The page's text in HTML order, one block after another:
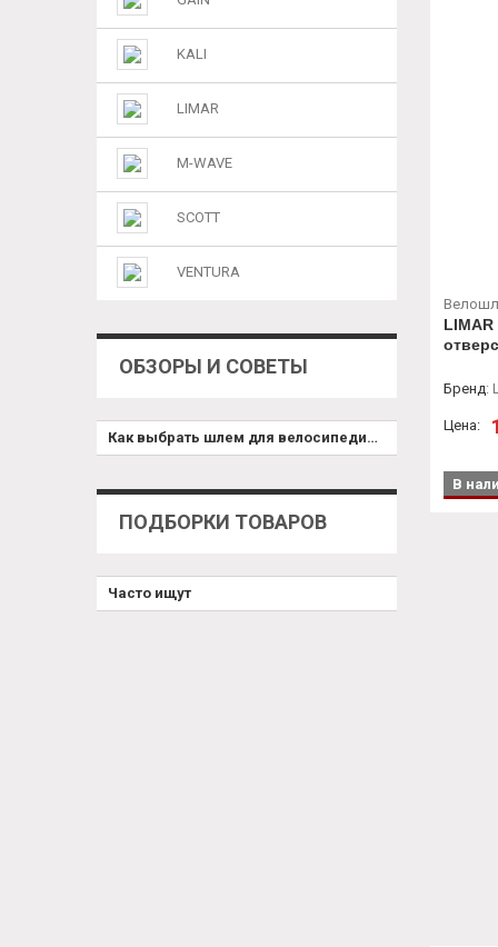
KALI
LIMAR
M-WAVE
SCOTT
VENTURA
ОБЗОРЫ И СОВЕТЫ
Как выбрать шлем для велосипедиста
ПОДБОРКИ ТОВАРОВ
Часто ищут
Бренд:
Цена:
В